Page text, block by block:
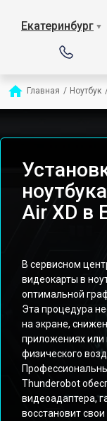
Екатеринбург ▼
Главная / Ноутбук
Air XD в
В сервисном
видеокарты в
оптимальной
Эта процедура
на экране,
приложениях или
физического
Thunderobot
видеоадаптера,
восстановит